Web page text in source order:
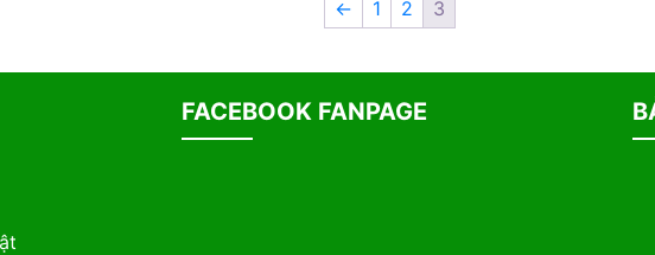
← 1 2 3
FACEBOOK FANPAGE